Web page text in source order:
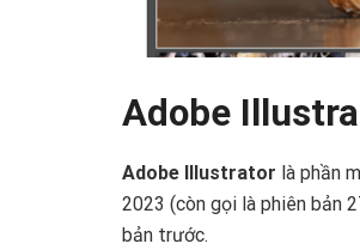
Adobe
Adobe Illustrator là phần
2023 (còn gọi là phiên bản
bản trước.